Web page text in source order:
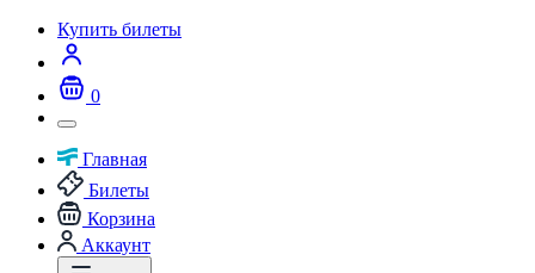
Купить билеты
0
Главная
Билеты
Корзина
Аккаунт